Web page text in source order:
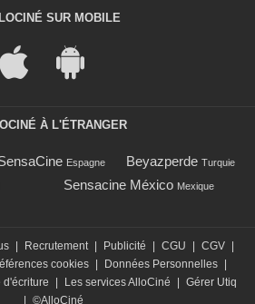
SUR MOBILE
À L'ÉTRANGER
Espagne Beyazperde Turquie
Sensacine México Mexique
Recrutement Publicité CGU CGV
cookies Données Personnelles
d'écriture Les services AlloCiné
Gérer Utiq
©AlloCiné